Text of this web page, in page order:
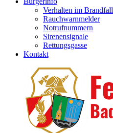
Verhalten im Brandfall
Rauchwarnmelder
Notrufnummern
Sirenensignale
Rettungsgasse
Kontakt